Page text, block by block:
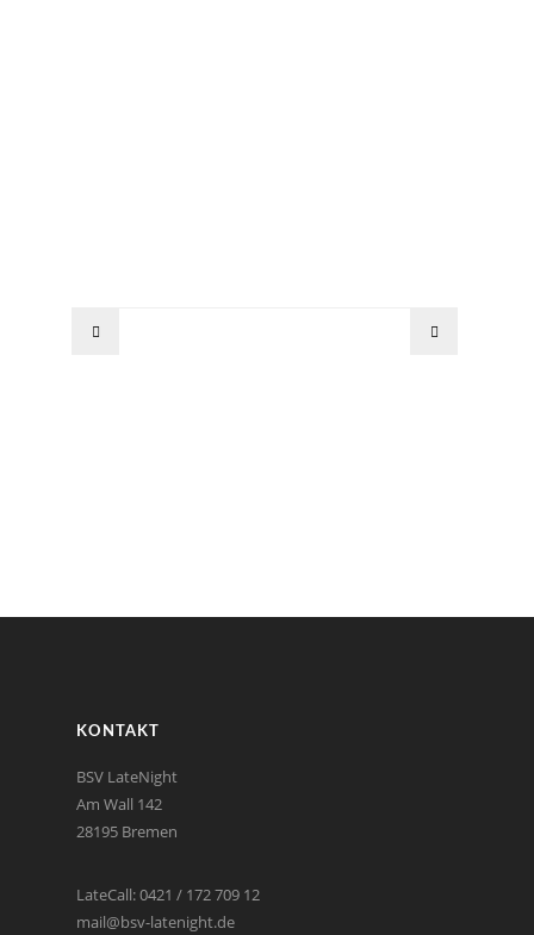
KONTAKT
BSV LateNight
Am Wall 142
28195 Bremen
LateCall: 0421 / 172 709 12
mail@bsv-latenight.de